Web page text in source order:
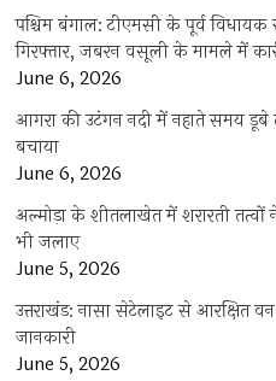
पश्चिम बंगाल: टीएमसी के पूर्व
गिरफ्तार, जबरन वसूली के मामले में
June 6, 2026
आगरा की उटंगन नदी में नहाते समय डूबे
बचाया
June 6, 2026
अल्मोड़ा के शीतलाखेत में शरारती
भी जलाए
June 5, 2026
उत्तराखंड: नासा सेटेलाइट से आरक्षित
जानकारी
June 5, 2026